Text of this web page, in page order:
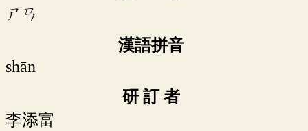
ㄕㄢ
漢語拼音
shān
研 訂 者
李添富